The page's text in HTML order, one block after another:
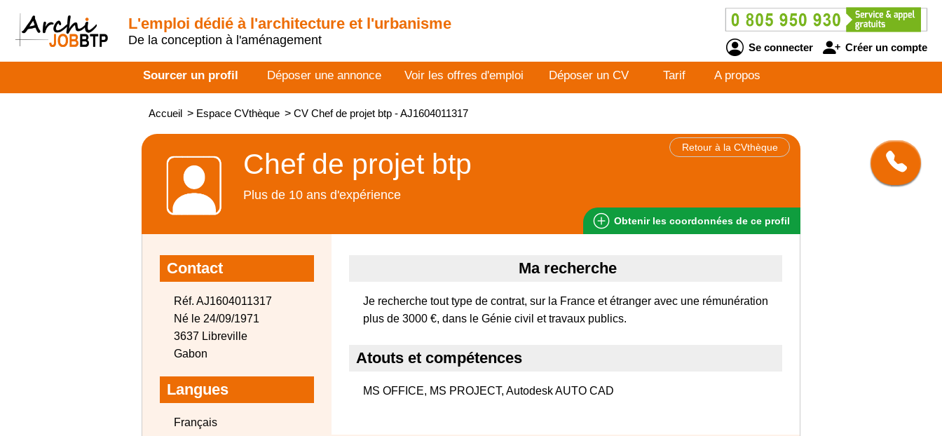
L'emploi dédié à l'architecture et l'urbanisme
De la conception à l'aménagement
Se connecter Créer un compte
Sourcer un profil Déposer une annonce Voir les offres d'emploi Déposer un CV Tarif A propos
Accueil > Espace CVthèque > CV Chef de projet btp - AJ1604011317
Retour à la CVthèque
Chef de projet btp
Plus de 10 ans d'expérience
Obtenir les coordonnées de ce profil
Contact
Réf. AJ1604011317
Né le 24/09/1971
3637 Libreville
Gabon
Langues
Français
Ma recherche
Je recherche tout type de contrat, sur la France et étranger avec une rémunération
plus de 3000 €, dans le Génie civil et travaux publics.
Atouts et compétences
MS OFFICE, MS PROJECT, Autodesk AUTO CAD